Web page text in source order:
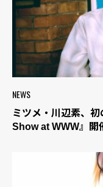
NEWS
ミツメ・川辺素、
Show at WWW』開